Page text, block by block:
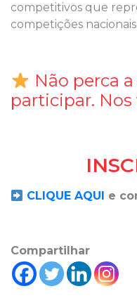
competitivos que
competições
Não perca
participar.
CLIQUE AQUI e
Compartilhar